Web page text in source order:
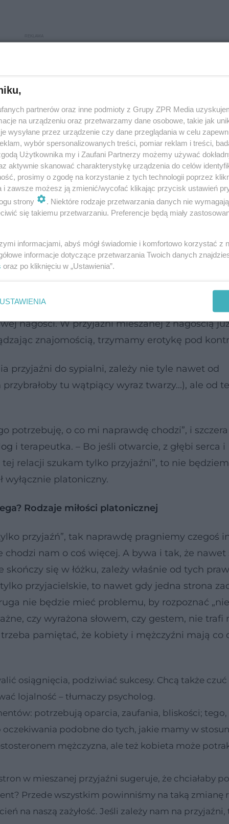
tylko przyjaźń
sceptyczni. Dlaczego? Prawdopodobnie
seksem, częściej o nim myślą i częściej
statystycznie dla kobiet seks nie
z mężczyzną na czysto platonicznym
w grę dwie płcie, występuje podtekst
nagości. W przyjaźni mieszanej z nagością
znajomością, trzymamy erotykę pod
przyjaźni do sypialni, zależy nie tyle nawet od
tu wątpiący wyraz twarzy...), ale od
potrzebuję, o co mi naprawdę chodzi”, i szczera
i terapeutka. – Bo jeśli otwarcie, z głębi serca i
relacji szukam tylko przyjaźni”, to nie
wyłącznie platoniczny.
Rodzaje miłości platonicznej
przyjaźń”, tak naprawdę pragniemy czegoś
chodzi nam o coś więcej. A bywa i tak, że nawet
się w łóżku, zależy właśnie od tych
przyjacielskie, to nawet gdy jedna strona
nie będzie mieć problemu, by rozpoznać
czy wyrażona słowem, czy gestem, nie trafi
trzeba pamiętać, że kobiety i mężczyźni mają co
osiągnięcia, podziwiać sukcesy. Chcą także czuć
lojalność – tłumaczy psycholog.
potrzebują oparcia, zaufania, bliskości; tego,
oczekiwania podobne do tych, jakie mamy w
mężczyzna, ale też kobieta może
w mieszanej przyjaźni sugeruje, że chciałaby
Przede wszystkim powinniśmy na taką zmianę
na naszą zażyłość. Jeśli zależy nam na
partnerów oraz inne podmioty z Grupy ZPR Media
na urządzeniu oraz przetwarzamy dane osobowe, takie jak
wysyłane przez urządzenie czy dane przeglądania w celu
wybór spersonalizowanych treści, pomiar reklam i treści,
Użytkownika my i Zaufani Partnerzy możemy używać
aktywnie skanować charakterystykę urządzenia do celów
prosimy o zgodę na korzystanie z tych technologii poprzez
i zawsze możesz ją zmienić/wycofać klikając przycisk ustawień
strony
. Niektóre rodzaje przetwarzania danych nie
się takiemu przetwarzaniu. Preferencje będą miały
informacjami, abyś mógł świadomie i komfortowo korzystać z
informacje dotyczące przetwarzania Twoich danych
oraz po kliknięciu w „Ustawienia”.
USTAWIENIA